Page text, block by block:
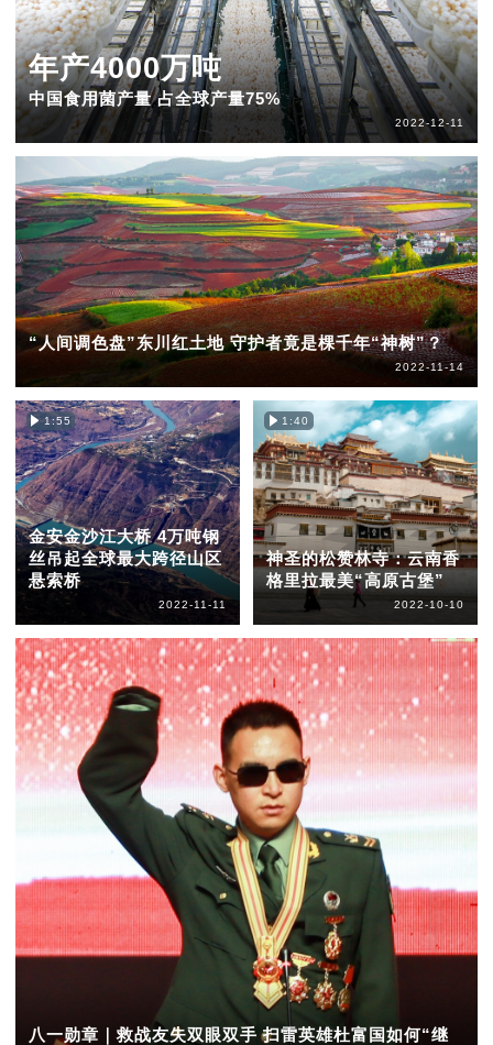
年产4000万吨
中国食用菌产量 占全球产量75%
2022-12-11
“人间调色盘”东川红土地 守护者竟是棵千年“神树”？
2022-11-14
1:55
金安金沙江大桥 4万吨钢
丝吊起全球最大跨径山区
悬索桥
2022-11-11
1:40
神圣的松赞林寺：云南香
格里拉最美“高原古堡”
2022-10-10
八一勋章｜救战友失双眼双手 扫雷英雄杜富国如何“继